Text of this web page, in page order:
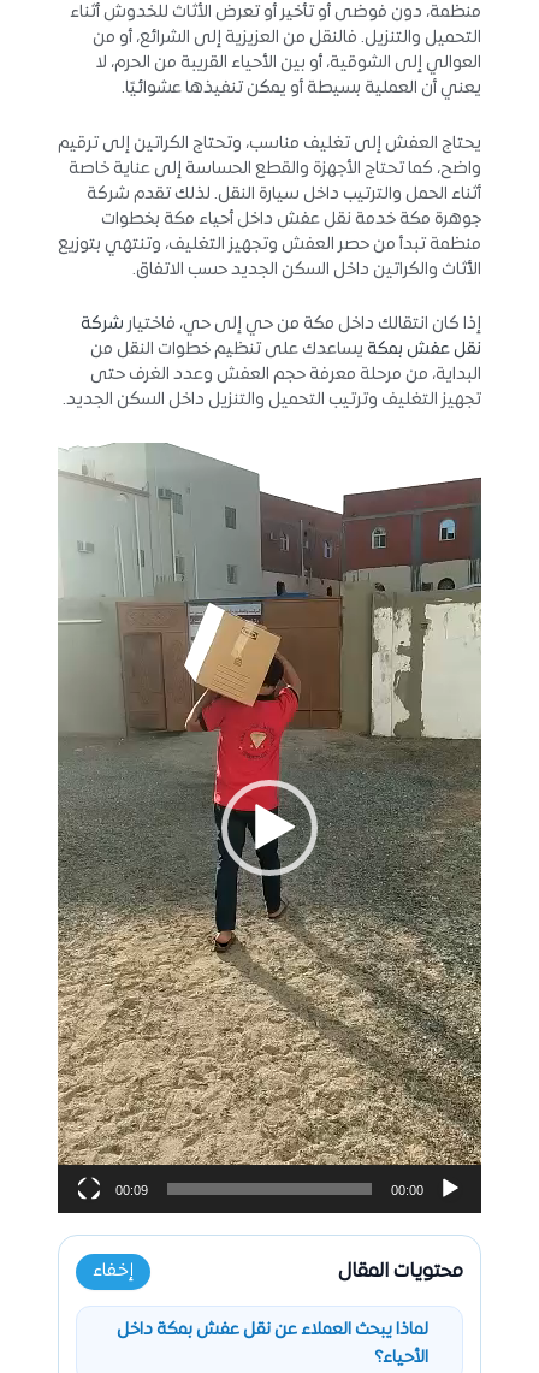
منظمة، دون فوضى أو تأخير أو تعرض الأثاث للخدوش أثناء
التحميل والتنزيل. فالنقل من العزيزية إلى الشرائع، أو من
العوالي إلى الشوقية، أو بين الأحياء القريبة من الحرم، لا
يعني أن العملية بسيطة أو يمكن تنفيذها عشوائيًا.
يحتاج العفش إلى تغليف مناسب، وتحتاج الكراتين إلى ترقيم
واضح، كما تحتاج الأجهزة والقطع الحساسة إلى عناية خاصة
أثناء الحمل والترتيب داخل سيارة النقل. لذلك تقدم شركة
جوهرة مكة خدمة نقل عفش داخل أحياء مكة بخطوات
منظمة تبدأ من حصر العفش وتجهيز التغليف، وتنتهي بتوزيع
الأثاث والكراتين داخل السكن الجديد حسب الاتفاق.
إذا كان انتقالك داخل مكة من حي إلى حي، فاختيار شركة
نقل عفش بمكة يساعدك على تنظيم خطوات النقل من
البداية، من مرحلة معرفة حجم العفش وعدد الغرف حتى
تجهيز التغليف وترتيب التحميل والتنزيل داخل السكن الجديد.
الفيديو
00:00
00:09
محتويات المقال إخفاء
لماذا يبحث العملاء عن نقل عفش بمكة داخل
الأحياء؟